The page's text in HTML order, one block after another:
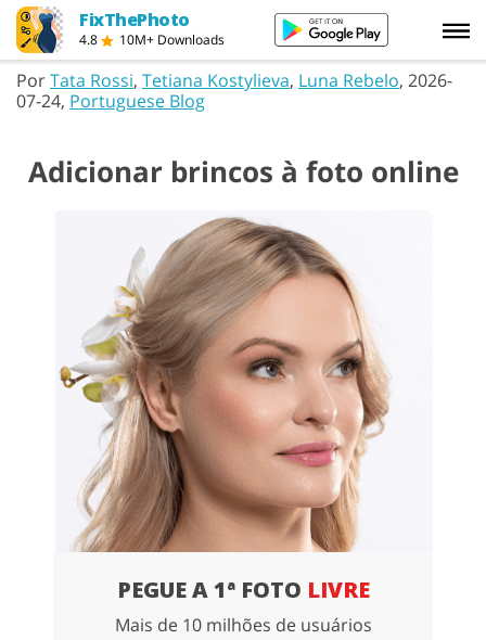
FixThePhoto
4.8 10M+ Downloads
PorTata Rossi, Tetiana Kostylieva, Luna Rebelo, 2026-
07-24, Portuguese Blog
Adicionar brincos à foto online
PEGUE A 1ª FOTO LIVRE
Mais de 10 milhões de usuários